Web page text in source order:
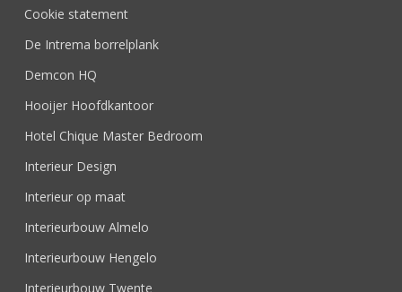
Cookie statement
De Intrema borrelplank
Demcon HQ
Hooijer Hoofdkantoor
Hotel Chique Master Bedroom
Interieur Design
Interieur op maat
Interieurbouw Almelo
Interieurbouw Hengelo
Interieurbouw Twente